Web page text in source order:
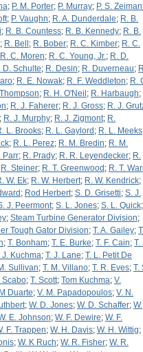
; P. M. Porter; P. Murray; P. S.
; P. Vaughn; R. A. Dunderdale; R. B.
; R. B. Countess; R. B. Kennedy; R. B.
; R. Bell ; R. Bober; R. C. Kimber; R. C.
R. C. Moren; R. C. Young, Jr.; R. D.
D. Schulte; R. Desin; R. Duverneau;
; R. E. Nowak; R. F. Weddleton; R.
; R. H. O'Neil ; R. Harbaugh;
; R. J. Faherer; R. J. Gross; R. J.
; R. J. Murphy; R. J. Zigmont; R.
L. Brooks; R. L. Gaylord ; R. L. Meeks
; R. L. Perez; R. M. Bredin; R. M.
Parr; R. Prady; R. R. Leyendecker; R.
R. Steiner; R. T. Greenwood ; R. T.
W. Ek; R. W. Herbert; R. W. Kendrick;
; Rod Herbert; S. D. Grisetti; S. J.
J. Peermont; S. L. Jones; S. L. Quick;
; Steam Turbine Generator Division;
Tough Gator Division; T. A. Gailey;
; T. Bonham; T. E. Burke; T. F. Cain; T.
J. Kuchma; T. J. Lane; T. L. Petit De
Sullivan; T. M. Villano; T. R. Eves; T.
Scabo; T. Scott; Tom Kuchma; V.
Duarte; V. M. Papadopoulos; V. N.
; W. D. Jones; W. D. Schaffer; W.
E. Johnson; W. F. Dewire; W. F.
F. Trappen; W. H. Davis; W. H. Wittig;
; W. K Ruch; W. R. Fisher; W. R.